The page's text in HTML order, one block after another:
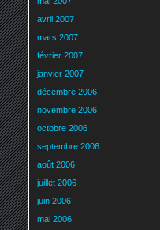
avril 2007
mars 2007
février 2007
janvier 2007
décembre 2006
novembre 2006
octobre 2006
septembre 2006
août 2006
juillet 2006
juin 2006
mai 2006